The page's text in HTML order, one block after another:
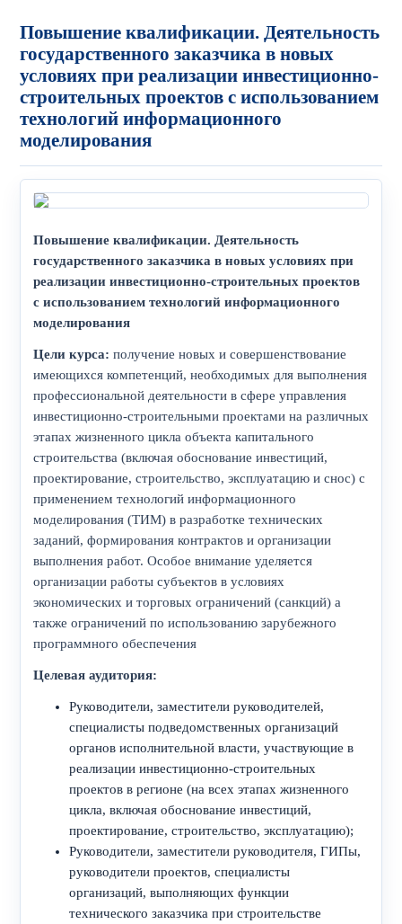
Повышение квалификации. Деятельность
государственного заказчика в новых
условиях при реализации инвестиционно-
строительных проектов с использованием
технологий информационного
моделирования
Повышение квалификации. Деятельность
государственного заказчика в новых условиях при
реализации инвестиционно-строительных проектов
с использованием технологий информационного
моделирования
Цели курса: получение новых и совершенствование
имеющихся компетенций, необходимых для выполнения
профессиональной деятельности в сфере управления
инвестиционно-строительными проектами на различных
этапах жизненного цикла объекта капитального
строительства (включая обоснование инвестиций,
проектирование, строительство, эксплуатацию и снос) с
применением технологий информационного
моделирования (ТИМ) в разработке технических
заданий, формирования контрактов и организации
выполнения работ. Особое внимание уделяется
организации работы субъектов в условиях
экономических и торговых ограничений (санкций) а
также ограничений по использованию зарубежного
программного обеспечения
Целевая аудитория:
Руководители, заместители руководителей,
специалисты подведомственных организаций
органов исполнительной власти, участвующие в
реализации инвестиционно-строительных
проектов в регионе (на всех этапах жизненного
цикла, включая обоснование инвестиций,
проектирование, строительство, эксплуатацию);
Руководители, заместители руководителя, ГИПы,
руководители проектов, специалисты
организаций, выполняющих функции
технического заказчика при строительстве